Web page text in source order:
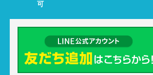
可